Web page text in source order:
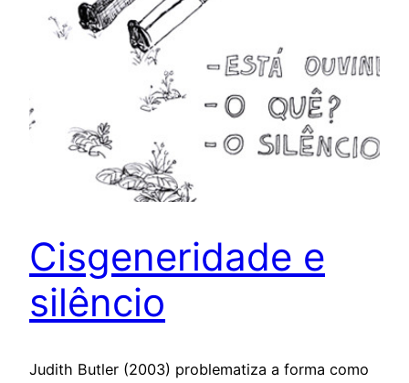
Cisgeneridade e
silêncio
Judith Butler (2003) problematiza a forma como